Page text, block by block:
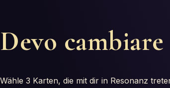
Devo
Wähle 3 Karten, die mit dir in Resonanz